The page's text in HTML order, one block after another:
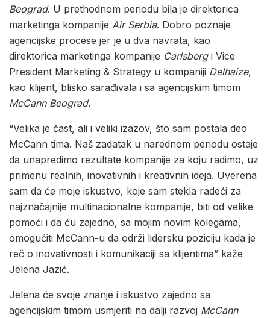
Beograd. U prethodnom periodu bila je direktorica
marketinga kompanije Air Serbia. Dobro poznaje
agencijske procese jer je u dva navrata, kao
direktorica marketinga kompanije Carlsbergi Vice
President Marketing & Strategy u kompaniji Delhaize,
kao klijent, blisko sarađivala i sa agencijskim timom
McCann Beograd.
“Velika je čast, ali i veliki izazov, što sam postala deo
McCann tima. Naš zadatak u narednom periodu ostaje
da unapredimo rezultate kompanije za koju radimo, uz
primenu realnih, inovativnih i kreativnih ideja. Uverena
sam da će moje iskustvo, koje sam stekla radeći za
najznačajnije multinacionalne kompanije, biti od velike
pomoći i da ću zajedno, sa mojim novim kolegama,
omogućiti McCann-u da održi lidersku poziciju kada je
reč o inovativnosti i komunikaciji sa klijentima” kaže
Jelena Jazić.
Jelena će svoje znanje i iskustvo zajedno sa
agencijskim timom usmjeriti na dalji razvoj McCann